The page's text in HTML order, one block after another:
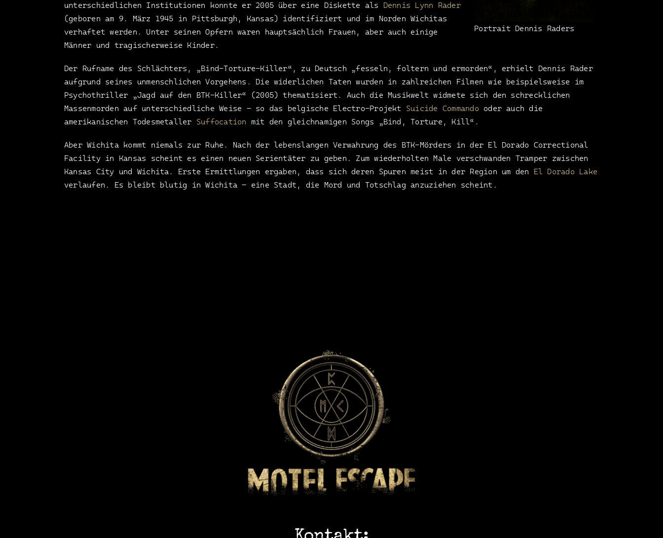
Portrait Dennis Raders
unterschiedlichen Institutionen konnte er 2005 über eine Diskette als Dennis Lynn Rader
(geboren am 9. März 1945 in Pittsburgh, Kansas) identifiziert und im Norden Wichitas
verhaftet werden. Unter seinen Opfern waren hauptsächlich Frauen, aber auch einige
Männer und tragischerweise Kinder.
Der Rufname des Schlächters, „Bind-Torture-Killer“, zu Deutsch „fesseln, foltern und ermorden“, erhielt Dennis Rader
aufgrund seines unmenschlichen Vorgehens. Die widerlichen Taten wurden in zahlreichen Filmen wie beispielsweise im
Psychothriller „Jagd auf den BTK-Killer“ (2005) thematisiert. Auch die Musikwelt widmete sich den schrecklichen
Massenmorden auf unterschiedliche Weise – so das belgische Electro-Projekt Suicide Commandooder auch die
amerikanischen Todesmetaller Suffocation mit den gleichnamigen Songs „Bind, Torture, Kill“.
Aber Wichita kommt niemals zur Ruhe. Nach der lebenslangen Verwahrung des BTK-Mörders in der El Dorado Correctional
Facility in Kansas scheint es einen neuen Serientäter zu geben. Zum wiederholten Male verschwanden Tramper zwischen
Kansas City und Wichita. Erste Ermittlungen ergaben, dass sich deren Spuren meist in der Region um den El Dorado Lake
verlaufen. Es bleibt blutig in Wichita – eine Stadt, die Mord und Totschlag anzuziehen scheint.